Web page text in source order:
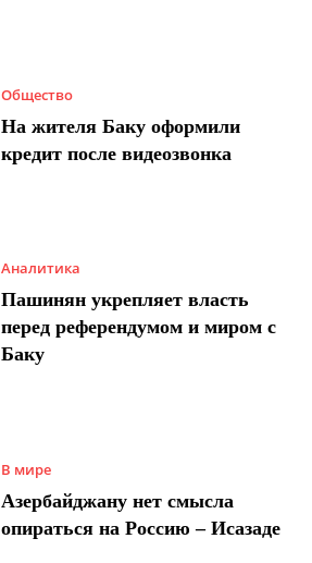
Общество
На жителя Баку оформили
кредит после видеозвонка
Аналитика
Пашинян укрепляет власть
перед референдумом и миром с
Баку
В мире
Азербайджану нет смысла
опираться на Россию – Исазаде